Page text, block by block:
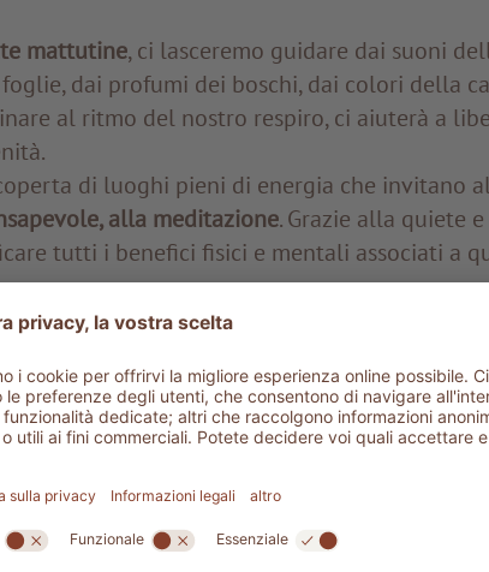
mattutine, ci lasceremo guidare dai suoni
dai profumi dei boschi, dai colori della
al ritmo del nostro respiro, ci aiuterà a
di luoghi pieni di energia che invitano
alla meditazione. Grazie alla quiete
tutti i benefici fisici e mentali associati a
anchenell’atmosfera incantata del Bosco della
(Siena). La realizzazione di questo parco
Sheppard Craige. Passeggiare tra maestosi
sculture in terracotta e bronzo è già di
e stupore. Ma il parco è anche la location
esercizi mindfulness– una pratica incentrata
– che ci faranno percepire il nostro